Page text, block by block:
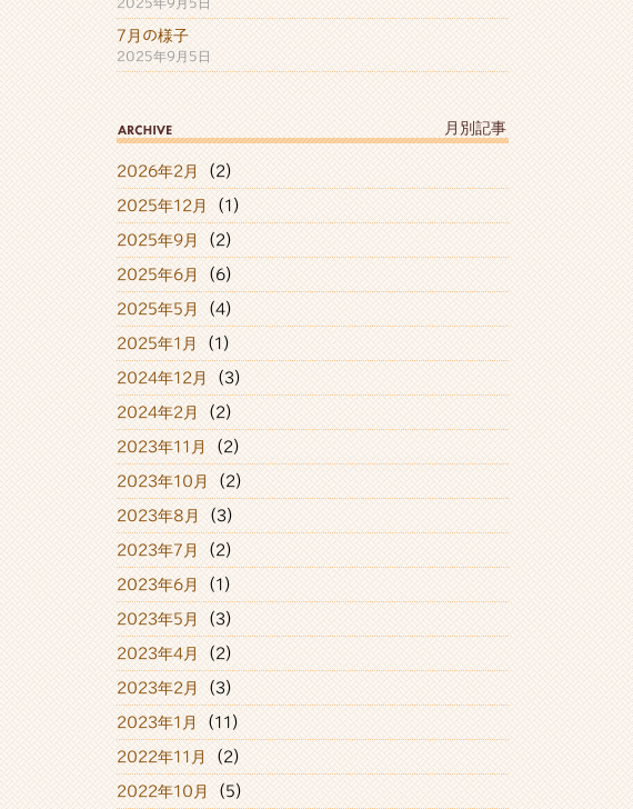
7月の様子
2025年9月5日
月別記事
2026年2月 (2)
2025年12月 (1)
2025年9月 (2)
2025年6月 (6)
2025年5月 (4)
2025年1月 (1)
2024年12月 (3)
2024年2月 (2)
2023年11月 (2)
2023年10月 (2)
2023年8月 (3)
2023年7月 (2)
2023年6月 (1)
2023年5月 (3)
2023年4月 (2)
2023年2月 (3)
2023年1月 (11)
2022年11月 (2)
2022年10月 (5)